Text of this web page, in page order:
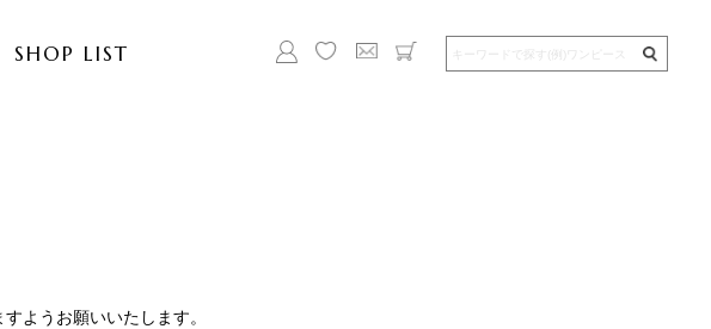
SHOP LIST
ようお願いいたします。